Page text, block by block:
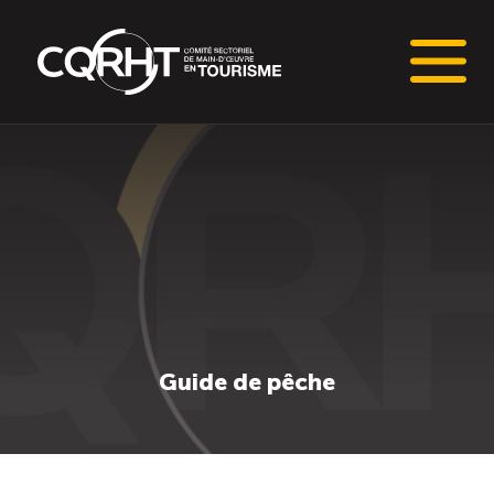
Connaissances stratégiques
Informations sur le marché du travail (IMT)
Main-d’oeuvre en tourisme
Guide de pêche